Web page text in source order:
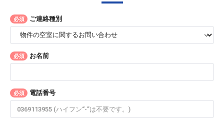
必須 ご連絡種別
必須 お名前
必須 電話番号